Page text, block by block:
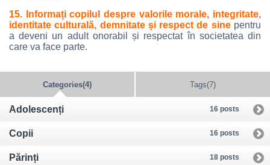
15. Informați copilul despre valorile morale, integritate,
identitate culturală, demnitate și respect de sinepentru
a deveni un adult onorabil și respectat în societatea din
care va face parte.
Categories(4) Tags(7)
16 posts
Adolescenți
16 posts
Copii
18 posts
Părinți